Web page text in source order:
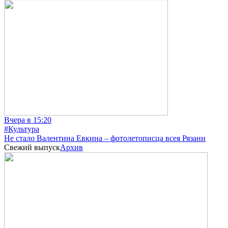
Вчера в 15:20
#Культура
Не стало Валентина Евкина – фотолетописца всея Рязани
Свежий выпускАрхив